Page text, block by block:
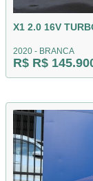
X1 2.0 16V
2020 - BRANCA
R$ R$